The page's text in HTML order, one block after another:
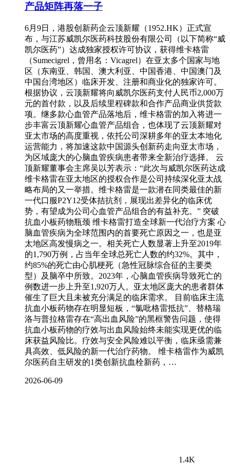
产品矩阵再落一子
6月9日，港股创新药企云顶新耀（1952.HK）正式宣
布，与江苏威凯尔医药科技股份有限公司（以下简称“威
凯尔医药”）达成独家授权许可协议，获得维卡格雷
（Sumecigrel，曾用名：Vicagrel）在亚太多个国家与地
区（东南亚、韩国、澳大利亚、中国香港、中国澳门及
中国台湾地区）临床开发、注册和商业化的独家许可。
根据协议，云顶新耀将向威凯尔医药支付人民币2,000万
元的首付款，以及后续里程碑款和合作产品商业供货款
项。继多款心血管产品落地后，维卡格雷的加入将进一
步丰富云顶新耀心血管产品组合，也体现了云顶新耀对
亚太市场的高度重视，依托公司深耕多年的亚太本地化
运营能力，将加速这款中国源头创新药走向亚太市场，
为区域庞大的心脑血管疾病患者带来全新治疗选择。 云
顶新耀董事会主席吴以芳表示：“此次与威凯尔医药达成
维卡格雷在亚太地区的授权合作是公司持续深化亚太战
略布局的又一举措。维卡格雷是一款潜在同类最佳的新
一代口服P2Y12受体拮抗剂，展现出差异化的临床优
势，有望成为公司心血管产品组合的有益补充。” 突破
抗血小板药物瓶颈 维卡格雷打造全球新一代治疗方案 心
脑血管疾病为全球范围内的首要死亡原因之一，也是亚
太地区高发慢病之一。相关死亡人数显著上升至2019年
的1,790万例，占当年全球总死亡人数的约32%。其中，
约85%的死亡由心肌梗死（急性冠脉综合征的主要类
型）及脑卒中所致。2023年，心脑血管疾病导致死亡的
例数进一步上升至1,920万人。亚太地区庞大的患者群体
催生了巨大且未被充分满足的临床需求。 目前临床主流
抗血小板药物存在明显短板，“氯吡格雷抵抗”、替格瑞
洛与普拉格雷存在“高出血风险”的黑框警告问题，使得
抗血小板药物的疗效与出血风险始终未能实现更优的临
床获益风险比。疗效与安全风险难以平衡，临床亟需兼
具高效、低风险的新一代治疗药物。 维卡格雷作为威凯
尔医药自主研发的1类创新抗血栓新药，…
2026-06-09
1.4K